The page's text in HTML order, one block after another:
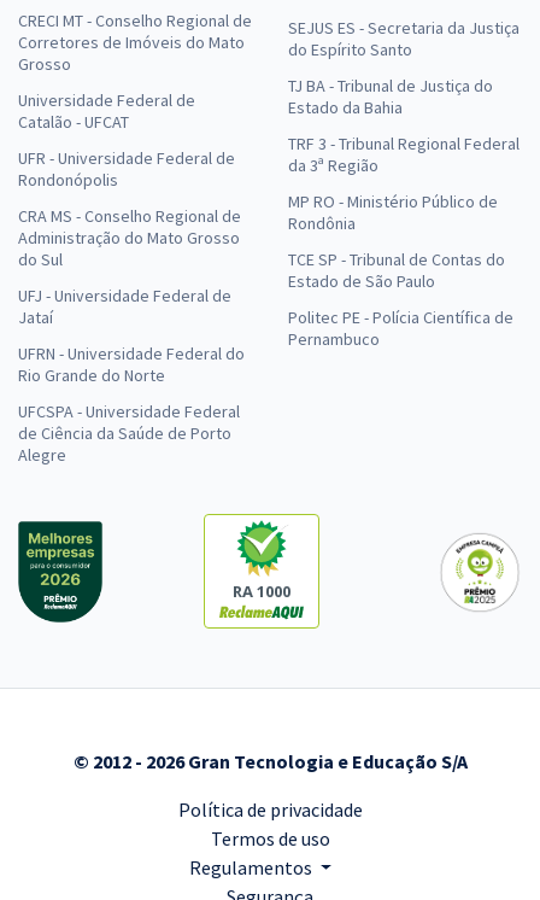
CRECI MT - Conselho Regional de
Corretores de Imóveis do Mato
Grosso
Universidade Federal de
Catalão - UFCAT
UFR - Universidade Federal de
Rondonópolis
CRA MS - Conselho Regional de
Administração do Mato Grosso
do Sul
UFJ - Universidade Federal de
Jataí
UFRN - Universidade Federal do
Rio Grande do Norte
UFCSPA - Universidade Federal
de Ciência da Saúde de Porto
Alegre
SEJUS ES - Secretaria da Justiça
do Espírito Santo
TJ BA - Tribunal de Justiça do
Estado da Bahia
TRF 3 - Tribunal Regional Federal
da 3ª Região
MP RO - Ministério Público de
Rondônia
TCE SP - Tribunal de Contas do
Estado de São Paulo
Politec PE - Polícia Científica de
Pernambuco
RA 1000
© 2012 - 2026 Gran Tecnologia e Educação S/A
Política de privacidade
Termos de uso
Regulamentos